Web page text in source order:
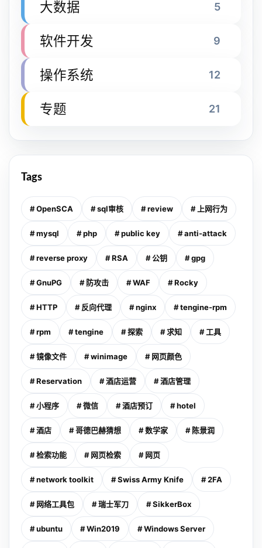
大数据 5
软件开发 9
操作系统 12
专题 21
Tags
# OpenSCA # sql审核 # review # 上网行为
# mysql # php # public key # anti-attack
# reverse proxy # RSA # 公钥 # gpg
# GnuPG # 防攻击 # WAF # Rocky
# HTTP # 反向代理 # nginx # tengine-rpm
# rpm # tengine # 探索 # 求知 # 工具
# 镜像文件 # winimage # 网页颜色
# Reservation # 酒店运营 # 酒店管理
# 小程序 # 微信 # 酒店预订 # hotel
# 酒店 # 哥德巴赫猜想 # 数学家 # 陈景润
# 检索功能 # 网页检索 # 网页
# network toolkit # Swiss Army Knife # 2FA
# 网络工具包 # 瑞士军刀 # SikkerBox
# ubuntu # Win2019 # Windows Server